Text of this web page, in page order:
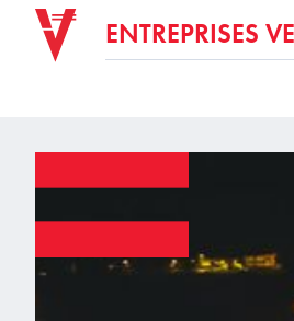
ENTREPRISES